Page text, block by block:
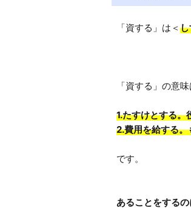
「資する」は＜
1.たすけとする。
です。